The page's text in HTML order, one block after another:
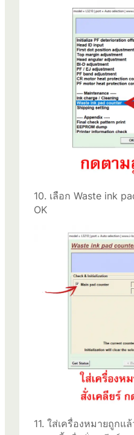
10. เลือก Waste ink
OK
11. ใส่เครื่องหมายถูก